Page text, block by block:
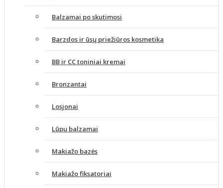
Balzamai po skutimosi
Barzdos ir ūsų priežiūros kosmetika
BB ir CC toniniai kremai
Bronzantai
Losjonai
Lūpų balzamai
Makiažo bazės
Makiažo fiksatoriai